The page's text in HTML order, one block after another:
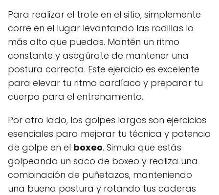
Para realizar el trote en el sitio, simplemente
corre en el lugar levantando las rodillas lo
más alto que puedas. Mantén un ritmo
constante y asegúrate de mantener una
postura correcta. Este ejercicio es excelente
para elevar tu ritmo cardíaco y preparar tu
cuerpo para el entrenamiento.
Por otro lado, los golpes largos son ejercicios
esenciales para mejorar tu técnica y potencia
de golpe en el boxeo. Simula que estás
golpeando un saco de boxeo y realiza una
combinación de puñetazos, manteniendo
una buena postura y rotando tus caderas